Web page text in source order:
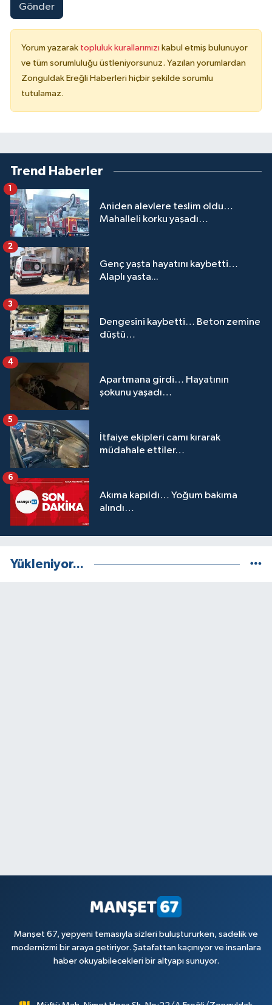
Gönder
Yorum yazarak topluluk kurallarımızı kabul etmiş bulunuyor
ve tüm sorumluluğu üstleniyorsunuz. Yazılan yorumlardan
Zonguldak Ereğli Haberleri hiçbir şekilde sorumlu
tutulamaz.
Trend Haberler
Aniden alevlere teslim oldu…
Mahalleli korku yaşadı…
1
Genç yaşta hayatını kaybetti…
Alaplı yasta...
2
Dengesini kaybetti… Beton zemine
düştü…
3
Apartmana girdi… Hayatının
şokunu yaşadı…
4
İtfaiye ekipleri camı kırarak
müdahale ettiler…
5
Akıma kapıldı… Yoğum bakıma
alındı…
6
Yükleniyor...
Manşet 67, yepyeni temasıyla sizleri buluştururken, sadelik ve
modernizmi bir araya getiriyor. Şatafattan kaçınıyor ve insanlara
haber okuyabilecekleri bir altyapı sunuyor.